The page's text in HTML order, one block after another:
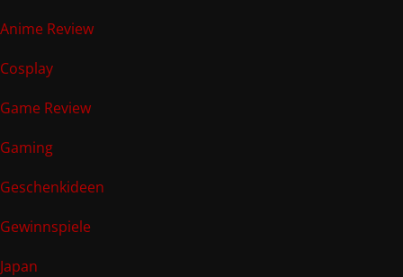
Anime Review
Cosplay
Game Review
Gaming
Geschenkideen
Gewinnspiele
Japan